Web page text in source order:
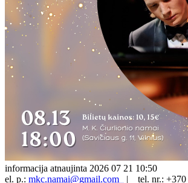
informacija atnaujinta 2026 07 21 10:50
el. p.: mkc.namai@gmail.com |
tel. nr.: